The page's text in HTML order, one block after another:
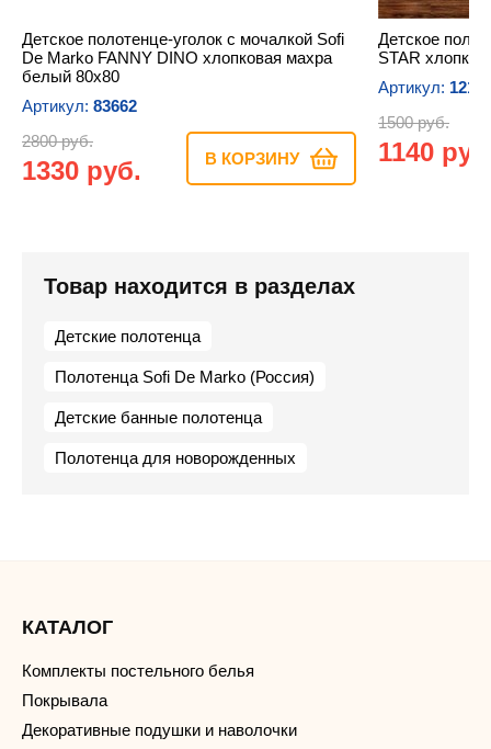
Детское полотенце-уголок с мочалкой Sofi
De Marko FANNY DINO хлопковая махра
белый 80х80
Артикул: 83662
2800 руб.
1330 руб. В КОРЗИНУ
Детское
STAR
Артикул:
1500 руб.
1140
Товар находится в разделах
Детские полотенца
Полотенца Sofi De Marko (Россия)
Детские банные полотенца
Полотенца для новорожденных
КАТАЛОГ
Комплекты постельного белья
Покрывала
Декоративные подушки и наволочки